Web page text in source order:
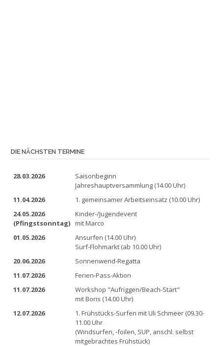
DIE NÄCHSTEN TERMINE
28.03.2026
Saisonbeginn
Jahreshauptversammlung (14.00 Uhr)
11.04.2026
1. gemeinsamer Arbeitseinsatz (10.00 Uhr)
24.05.2026
(Pfingstsonntag)
Kinder-/Jugendevent
mit Marco
01.05.2026
Ansurfen (14.00 Uhr)
Surf-Flohmarkt (ab 10.00 Uhr)
20.06.2026
Sonnenwend-Regatta
11.07.2026
Ferien-Pass-Aktion
11.07.2026
Workshop "Aufriggen/Beach-Start"
mit Boris (14.00 Uhr)
12.07.2026
1. Frühstücks-Surfen mit Uli Schmeer (09.30-
11.00 Uhr
(Windsurfen, -foilen, SUP, anschl. selbst
mitgebrachtes Frühstück)